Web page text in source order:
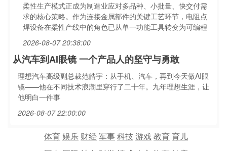
柔性生产模式正成为制造业应对多品种、小批量、快交付需
求的核心策略。作为连接金属部件的关键工艺环节，电阻点
焊设备在柔性产线中的角色已从单一功能工具转变为可编程
2026-08-07 20:38:00
从汽车到AI眼镜 一个产品人的坚守与勇敢
理想汽车高级副总裁范皓宇：从手机、汽车，再到今天做AI眼
镜——他在不同技术浪潮里穿行了二十年。九年理想生涯，让
他明白一件事
2026-08-07 22:00:00
体育娱乐 财经军事科技游戏教育育儿